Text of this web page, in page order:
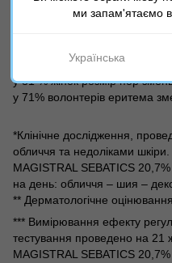
жінок зазначають
у 90% волонтеріврівень
у 81 % жінокрозмір пор з
у 71% волонтерів еритема
*Клінічне дослідження,
обличчя та недоліками
MAGISTRAL SEBATICS
на день: обличчя – шия –
** Дерматологічне оцінювання
*** Вимірювання ефекту
тестування проведено на 21
MAGISTRAL SEBATICS
ми запам'ятаємо
Українська